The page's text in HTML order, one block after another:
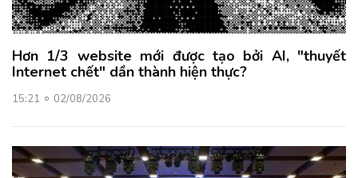
Hơn 1/3 website mới được tạo bởi AI, "thuyết
Internet chết" dần thành hiện thực?
15:21 02/08/2026